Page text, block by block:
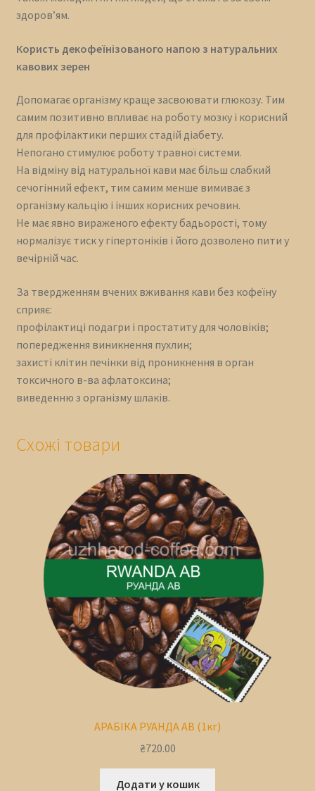
здоров’ям.
Користь декофеїнізованого напою з натуральних
кавових зерен
Допомагає організму краще засвоювати глюкозу. Тим
самим позитивно впливає на роботу мозку і корисний
для профілактики перших стадій діабету.
Непогано стимулює роботу травної системи.
На відміну від натуральної кави має більш слабкий
сечогінний ефект, тим самим менше вимиває з
організму кальцію і інших корисних речовин.
Не має явно вираженого ефекту бадьорості, тому
нормалізує тиск у гіпертоніків і його дозволено пити у
вечірній час.
За твердженням вчених вживання кави без кофеїну
сприяє:
профілактиці подагри і простатиту для чоловіків;
попередження виникнення пухлин;
захисті клітин печінки від проникнення в орган
токсичного в-ва афлатоксина;
виведенню з організму шлаків.
Схожі товари
АРАБІКА РУАНДА AВ (1кг)
₴720.00
Додати у кошик